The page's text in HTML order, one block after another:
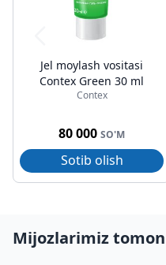
Jel moylash vositasi
Contex Green 30 ml
Contex
80 000 SO'M
Sotib olish
Mijozlarimiz